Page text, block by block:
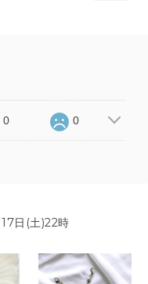
0 0
日(土)22時